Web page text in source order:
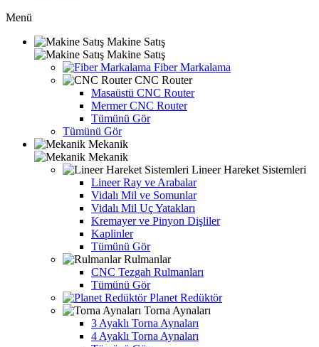
Menü
Makine Satış
Makine Satış
Fiber Markalama
CNC Router
Masaüstü CNC Router
Mermer CNC Router
Tümünü Gör
Tümünü Gör
Mekanik
Mekanik
Lineer Hareket Sistemleri
Lineer Ray ve Arabalar
Vidalı Mil ve Somunlar
Vidalı Mil Uç Yatakları
Kremayer ve Pinyon Dişliler
Kaplinler
Tümünü Gör
Rulmanlar
CNC Tezgah Rulmanları
Tümünü Gör
Planet Redüktör
Torna Aynaları
3 Ayaklı Torna Aynaları
4 Ayaklı Torna Aynaları